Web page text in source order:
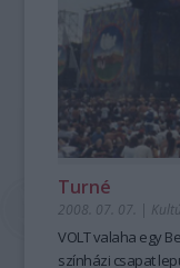
Turné
2008. 07. 07. |
VOLT valaha egy
színházi csapat